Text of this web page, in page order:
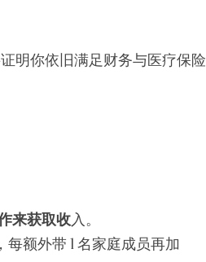
明你依旧满足财务与医疗保险
来获取收入。
每额外带 1 名家庭成员再加